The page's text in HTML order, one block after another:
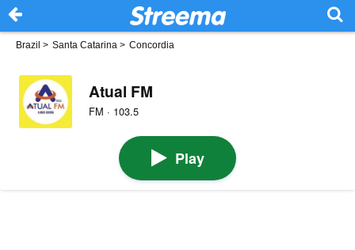
Brazil > Santa Catarina > Concordia
Atual FM
FM · 103.5
Play